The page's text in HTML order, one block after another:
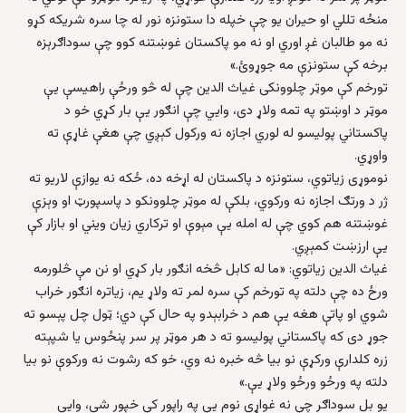
منځه تللي او حیران یو چې خپله دا ستونزه نور له چا سره شریکه کړو
نه مو طالبان غږ اوري او نه مو پاکستان غوښتنه کوو چې سوداګرېزه
برخه کې ستونزې مه جوړوئ.»
تورخم کې موټر چلوونکی غیاث الدین چې له څو ورځې راهیسې یې
موټر د اوښتو په تمه ولاړ دی، وایي چې انګور یې بار کړي خو د
پاکستاني پولیسو له لوري اجازه نه ورکول کېږي چې هغې غاړې ته
واوړي.
نوموړی زیاتوي، ستونزه د پاکستان له اړخه ده، ځکه نه یوازې لاریو ته
ژر د ورتګ اجازه نه ورکوي، بلکې له موټر چلوونکو د پاسپورټ او وېزې
غوښتنه هم کوي چې له امله یې مېوې او ترکاري زیان ویني او بازار کې
یې ارزښت کمېږي.
غیاث الدین زیاتوي: «ما له کابل څخه انګور بار کړي او نن مې څلورمه
ورځ ده چې دلته په تورخم کې سره لمر ته ولاړ یم، زیاتره انګور خراب
شوي او پاتې هغه یې هم د خرابېدو په حال کې دي؛ ټول چل پېسو ته
جوړ دی که پاکستاني پولیسو ته د هر موټر پر سر پنځوس یا شپېته
زره کلدارې ورکړې نو بیا څه خبره نه وي، خو که رشوت نه ورکوې نو بیا
دلته په ورځو ورځو ولاړ یې.»
یو بل سوداګر چې نه غواړي نوم یې په راپور کې خپور شي، وایي